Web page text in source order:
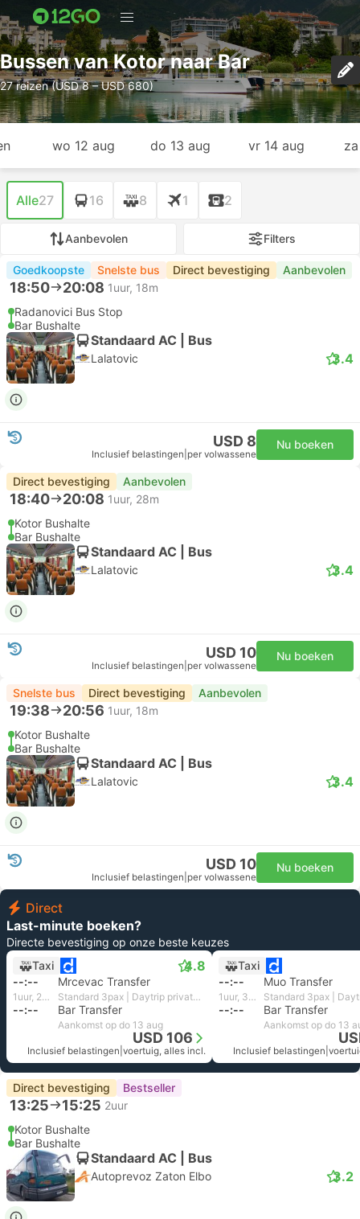
Bussen van Kotor naar Bar
27 reizen (USD 8 – USD 680)
wo 12 aug do 13 aug vr 14 aug
Alle27 16 8 1 2
Aanbevolen Filters
Goedkoopste Snelste bus Direct bevestiging Aanbevolen
18:50 20:08 1uur, 18m
Radanovici Bus Stop
Bar Bushalte
Standaard AC | Bus
Lalatovic 3.4
USD 8
Inclusief belastingen per volwassene
Nu boeken
Direct bevestiging Aanbevolen
18:40 20:08 1uur, 28m
Kotor Bushalte
Bar Bushalte
Standaard AC | Bus
Lalatovic 3.4
USD 10
Inclusief belastingen per volwassene
Nu boeken
Snelste bus Direct bevestiging Aanbevolen
19:38 20:56 1uur, 18m
Kotor Bushalte
Bar Bushalte
Standaard AC | Bus
Lalatovic 3.4
USD 10
Inclusief belastingen per volwassene
Nu boeken
Direct
Last-minute boeken?
Directe bevestiging op onze beste keuzes
Taxi
4.8
--:-- Mrcevac Transfer
1uur, 25m Standard 3pax | Daytrip private transfer with English speaking driver
--:-- Bar Transfer
Aankomst op do 13 aug
USD 106
Inclusief belastingen voertuig, alles incl.
Taxi
--:--
Muo Transfer
1uur, 32m
--:-- Bar Transfer
Aankomst op do 13
Inclusief belastingen
Direct bevestiging Bestseller
13:25 15:25 2uur
Kotor Bushalte
Bar Bushalte
Standaard AC | Bus
Autoprevoz Zaton Elbo 3.2